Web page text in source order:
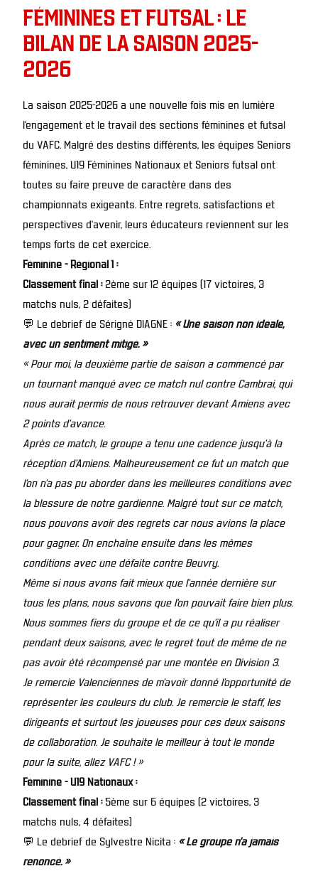
FÉMININES ET FUTSAL : LE
BILAN DE LA SAISON 2025-
2026
La saison 2025-2026 a une nouvelle fois mis en lumière
l’engagement et le travail des sections féminines et futsal
du VAFC. Malgré des destins différents, les équipes Seniors
féminines, U19 Féminines Nationaux et Seniors futsal ont
toutes su faire preuve de caractère dans des
championnats exigeants. Entre regrets, satisfactions et
perspectives d’avenir, leurs éducateurs reviennent sur les
temps forts de cet exercice.
Féminine - Régional 1 :
Classement final :2ème sur 12 équipes (17 victoires, 3
matchs nuls, 2 défaites)
💬 Le debrief de Sérigné DIAGNE : « Une saison non idéale,
avec un sentiment mitigé. »
« Pour moi, la deuxième partie de saison a commencé par
un tournant manqué avec ce match nul contre Cambrai, qui
nous aurait permis de nous retrouver devant Amiens avec
2 points d’avance.
Après ce match, le groupe a tenu une cadence jusqu’à la
réception d’Amiens. Malheureusement ce fut un match que
l’on n’a pas pu aborder dans les meilleures conditions avec
la blessure de notre gardienne. Malgré tout sur ce match,
nous pouvons avoir des regrets car nous avions la place
pour gagner. On enchaîne ensuite dans les mêmes
conditions avec une défaite contre Beuvry.
Même si nous avons fait mieux que l’année dernière sur
tous les plans, nous savons que l’on pouvait faire bien plus.
Nous sommes fiers du groupe et de ce qu’il a pu réaliser
pendant deux saisons, avec le regret tout de même de ne
pas avoir été récompensé par une montée en Division 3.
Je remercie Valenciennes de m’avoir donné l’opportunité de
représenter les couleurs du club. Je remercie le staff, les
dirigeants et surtout les joueuses pour ces deux saisons
de collaboration. Je souhaite le meilleur à tout le monde
pour la suite, allez VAFC ! »
Féminine - U19 Nationaux :
Classement final :5ème sur 6 équipes (2 victoires, 3
matchs nuls, 4 défaites)
💬 Le debrief de Sylvestre Nicita : « Le groupe n’a jamais
renoncé. »